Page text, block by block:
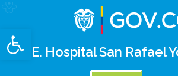
Abrir barra de herramientas
E.S.E. Hospital San Rafael